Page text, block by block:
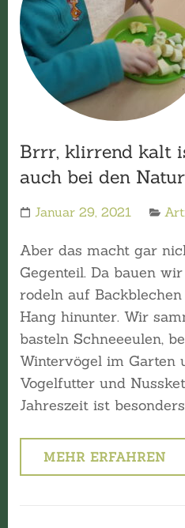
Brrr, klirrend kalt
auch bei den
Januar 29, 2021
Aber das macht gar
Gegenteil. Da bauen
rodeln auf
Hang hinunter. Wir
basteln Schneeeulen,
Wintervögel im Garten
Vogelfutter und
Jahreszeit ist
MEHR ERFAHREN